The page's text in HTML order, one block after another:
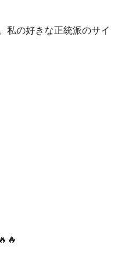
私の好きな正統派のサイ